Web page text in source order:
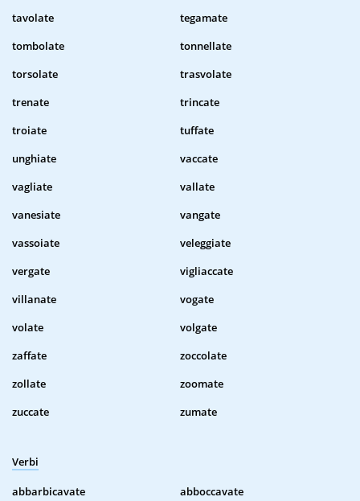
tavolate
tegamate
tombolate
tonnellate
torsolate
trasvolate
trenate
trincate
troiate
tuffate
unghiate
vaccate
vagliate
vallate
vanesiate
vangate
vassoiate
veleggiate
vergate
vigliaccate
villanate
vogate
volate
volgate
zaffate
zoccolate
zollate
zoomate
zuccate
zumate
Verbi
abbarbicavate
abboccavate